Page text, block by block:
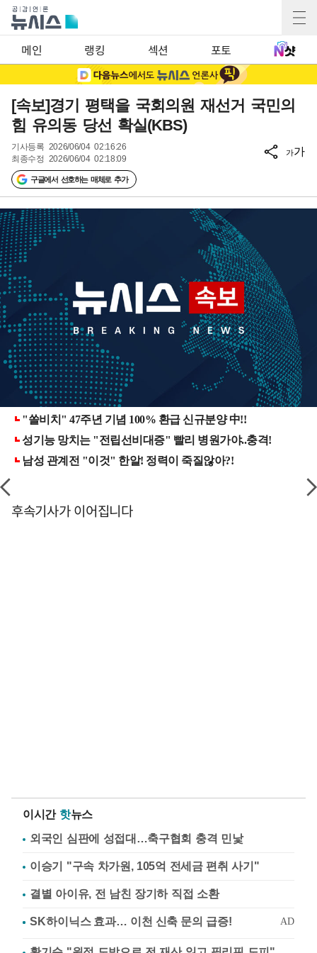
메인 랭킹 섹션 포토
[속보]경기 평택을 국회의원 재선거 국민의
힘 유의동 당선 확실(KBS)
기사등록 2026/06/04 02:16:26
최종수정 2026/06/04 02:18:09
구글에서 선호하는 매체로 추가
가가
후속기사가 이어집니다
이시간 핫뉴스
외국인 심판에 성접대…축구협회 충격 민낯
이승기 "구속 차가원, 105억 전세금 편취 사기"
결별 아이유, 전 남친 장기하 직접 소환